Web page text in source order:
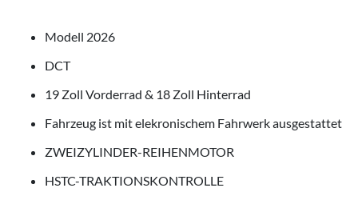
Modell 2026
DCT
19 Zoll Vorderrad & 18 Zoll Hinterrad
Fahrzeug ist mit elekronischem Fahrwerk ausgestattet
ZWEIZYLINDER-REIHENMOTOR
HSTC-TRAKTIONSKONTROLLE